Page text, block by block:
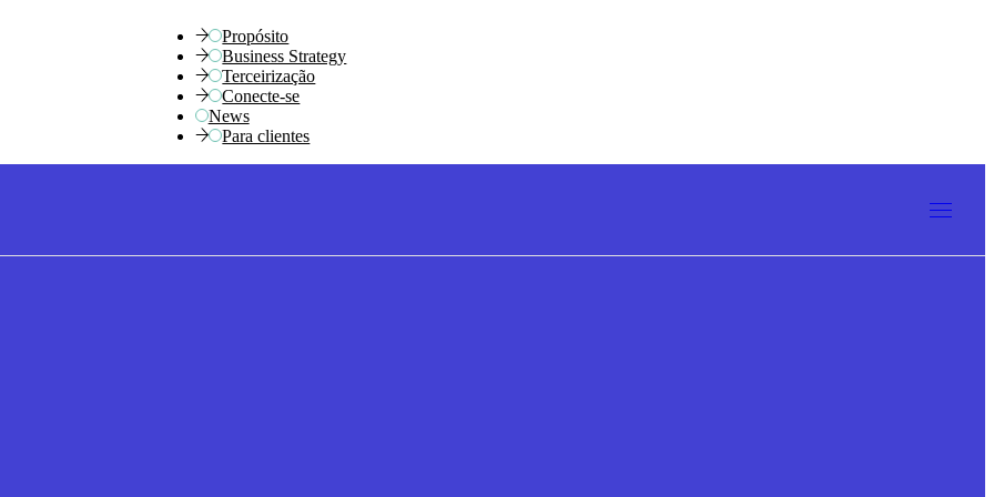
Propósito
Business Strategy
Terceirização
Conecte-se
News
Para clientes